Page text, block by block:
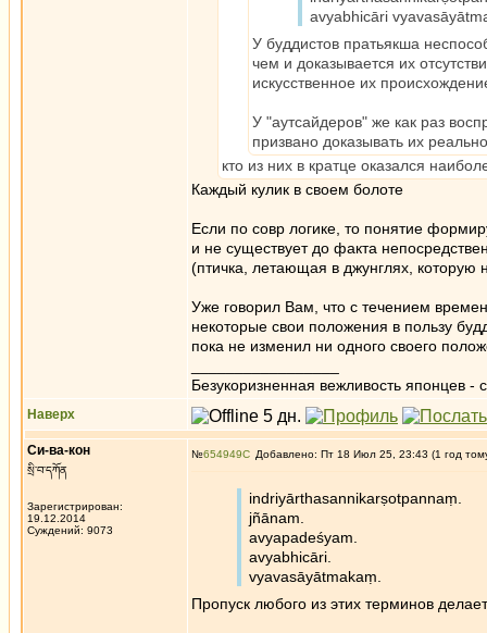
avyabhicāri
У буддистов пратьякша
чем и доказывается их
искусственное их
У "аутсайдеров" же как раз
призвано доказывать их
кто из них в кратце оказался
Каждый кулик в своем болоте
Если по совр логике, то понятие
и не существует до факта
(птичка, летающая в джунглях, которую
Уже говорил Вам, что с течением
некоторые свои положения в пользу
пока не изменил ни одного своего
Безукоризненная вежливость японцев -
Наверх
Си-ва-кон
སྲི་བ་དཀོན
Зарегистрирован:
19.12.2014
Суждений: 9073
№654949 Добавлено: Пт 18 Июл 25, 23:43 (1 год
indriyārthasannikarṣotpannaṃ.
jñānam.
avyapadeśyam.
avyabhicāri.
vyavasāyātmakaṃ.
Пропуск любого из этих терминов